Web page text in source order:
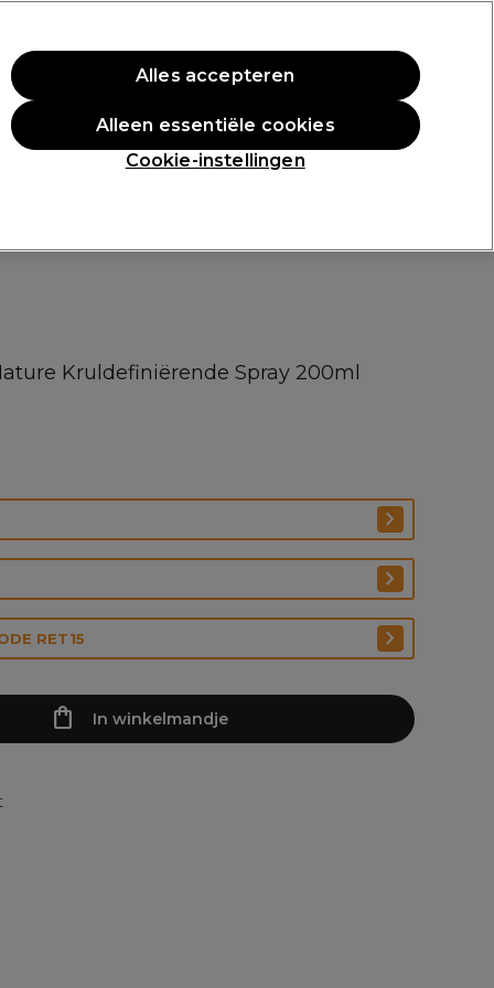
Aanmelden
Professionele Awards
Kruldefiniërende Spray 200ml
RET15
In winkelmandje
Cookie-instellingen
Alleen essentiële cookies
Alles accepteren